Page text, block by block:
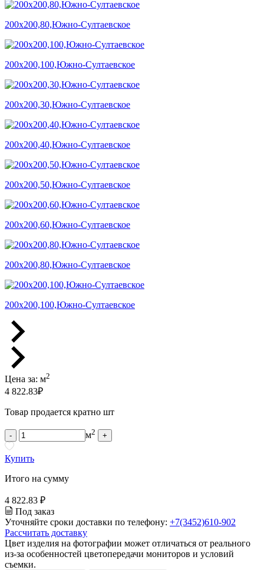
200х200,80,Южно-Султаевское
200х200,100,Южно-Султаевское
200х200,30,Южно-Султаевское
200х200,40,Южно-Султаевское
200х200,50,Южно-Султаевское
200х200,60,Южно-Султаевское
200х200,80,Южно-Султаевское
200х200,100,Южно-Султаевское
Цена за: м2
4 822.83₽
Товар продается кратно шт
- м2 +
Купить
Итого на сумму
4 822.83 ₽
Под заказ
Уточняйте сроки доставки по телефону: +7(3452)610-902
Рассчитать доставку
Цвет изделия на фотографии может отличаться от реального
из-за особенностей цветопередачи мониторов и условий
съемки.